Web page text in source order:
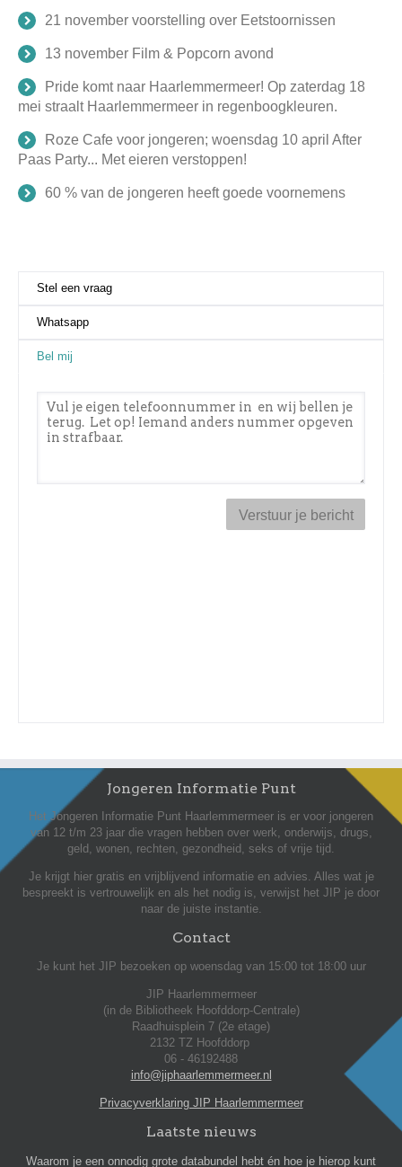
21 november voorstelling over Eetstoornissen
13 november Film & Popcorn avond
Pride komt naar Haarlemmermeer! Op zaterdag 18
mei straalt Haarlemmermeer in regenboogkleuren.
Roze Cafe voor jongeren; woensdag 10 april After
Paas Party... Met eieren verstoppen!
60 % van de jongeren heeft goede voornemens
Stel een vraag
Whatsapp
Bel mij
Telefoonnummer
Jongeren Informatie Punt
Het Jongeren Informatie Punt Haarlemmermeer is er voor jongeren
van 12 t/m 23 jaar die vragen hebben over werk, onderwijs, drugs,
geld, wonen, rechten, gezondheid, seks of vrije tijd.
Je krijgt hier gratis en vrijblijvend informatie en advies. Alles wat je
bespreekt is vertrouwelijk en als het nodig is, verwijst het JIP je door
naar de juiste instantie.
Contact
Je kunt het JIP bezoeken op woensdag van 15:00 tot 18:00 uur
JIP Haarlemmermeer
(in de Bibliotheek Hoofddorp-Centrale)
Raadhuisplein 7 (2e etage)
2132 TZ Hoofddorp
06 - 46192488
info@jiphaarlemmermeer.nl
Privacyverklaring JIP Haarlemmermeer
Laatste nieuws
Waarom je een onnodig grote databundel hebt én hoe je hierop kunt